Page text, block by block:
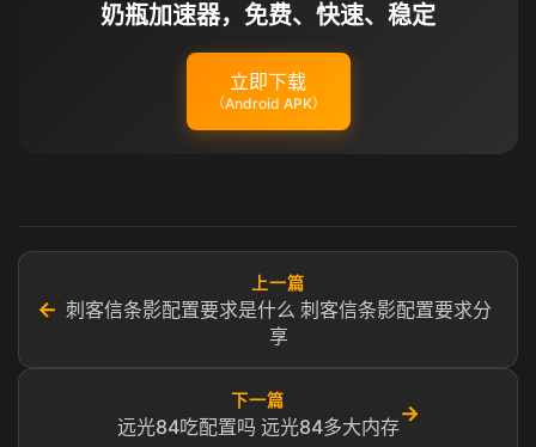
奶瓶加速器，免费、快速、稳定
立即下载
（Android APK）
←
上一篇
刺客信条影配置要求是什么 刺客信条影配置要求分
享
下一篇
远光84吃配置吗 远光84多大内存
→